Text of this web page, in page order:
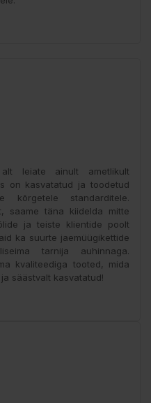
leiate ainult ametlikult
on kasvatatud ja toodetud
kõrgetele standarditele.
saame täna kiidelda mitte
ja teiste klientide poolt
ka suurte jaemüügikettide
tarnija auhinnaga.
kvaliteediga tooted, mida
säästvalt kasvatatud!